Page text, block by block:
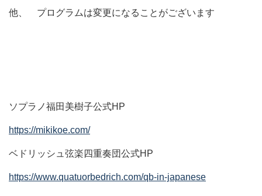
他、 プログラムは変更になることがございます
ソプラノ福田美樹子公式HP
https://mikikoe.com/
ベドリッシュ弦楽四重奏団公式HP
https://www.quatuorbedrich.com/qb-in-japanese